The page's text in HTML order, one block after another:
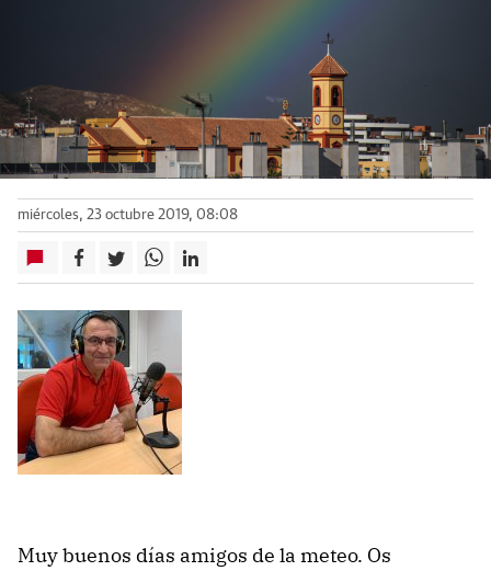
miércoles, 23 octubre 2019, 08:08
Muy buenos días amigos de la meteo. Os